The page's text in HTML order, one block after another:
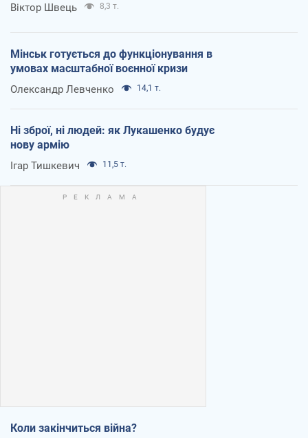
Віктор Швець 8,3 т.
Мінськ готується до функціонування в
умовах масштабної воєнної кризи
Олександр Левченко 14,1 т.
Ні зброї, ні людей: як Лукашенко будує
нову армію
Ігар Тишкевич 11,5 т.
Коли закінчиться війна?